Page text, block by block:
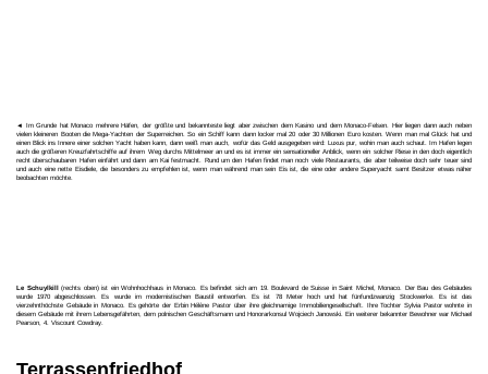
◄ Im Grunde hat Monaco mehrere Häfen, der größte und bekannteste liegt aber zwischen dem Kasino und dem Monaco-Felsen. Hier liegen dann auch neben
vielen kleineren Booten die Mega-Yachten der Superreichen. So ein Schiff kann dann locker mal 20 oder 30 Millionen Euro kosten. Wenn man mal Glück hat und
einen Blick ins Innere einer solchen Yacht haben kann, dann weiß man auch, wofür das Geld ausgegeben wird: Luxus pur, wohin man auch schaut. Im Hafen legen
auch die größeren Kreuzfahrtschiffe auf ihrem Weg durchs Mittelmeer an und es ist immer ein sensationeller Anblick, wenn ein solcher Riese in den doch eigentlich
recht überschaubaren Hafen einfährt und dann am Kai festmacht. Rund um den Hafen findet man noch viele Restaurants, die aber teilweise doch sehr teuer sind
und auch eine nette Eisdiele, die besonders zu empfehlen ist, wenn man während man sein Eis ist, die eine oder andere Superyacht samt Besitzer etwas näher
beobachten möchte.
Le Schuylkill
(rechts oben) ist ein Wohnhochhaus in Monaco. Es befindet sich am 19. Boulevard de Suisse in Saint Michel, Monaco. Der Bau des Gebäudes
wurde 1970 abgeschlossen. Es wurde im modernistischen Baustil entworfen. Es ist 78 Meter hoch und hat fünfundzwanzig Stockwerke. Es ist das
vierzehnthöchste Gebäude in Monaco. Es gehörte der Erbin Hélène Pastor über ihre gleichnamige Immobiliengesellschaft. Ihre Tochter Sylvia Pastor wohnte in
diesem Gebäude mit ihrem Lebensgefährten, dem polnischen Geschäftsmann und Honorarkonsul Wojciech Janowski. Ein weiterer bekannter Bewohner war Michael
Pearson, 4. Viscount Cowdray.